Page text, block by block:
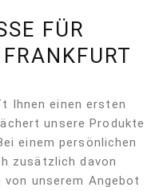
FÜR
Ihnen einen ersten
unsere Produkte
einem persönlichen
zusätzlich davon
von unserem Angebot